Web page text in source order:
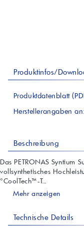
Produktinfos/
Produktdatenblatt
Herstellerangaben
Beschreibung
Das PETRONAS Syntium
vollsynthetisches
°CoolTech™-T...
Mehr anzeigen
Technische Details